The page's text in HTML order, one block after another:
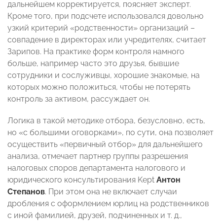
дальнейшем корректируется, поясняет эксперт.
Кроме того, при подсчете использовался довольно
узкий критерий «родственности» организаций –
совпадение в директорах или учредителях, считает
Зарипов. На практике форм контроля намного
больше, например часто это друзья, бывшие
сотрудники и сослуживцы, хорошие знакомые, на
которых можно положиться, чтобы не потерять
контроль за активом, рассуждает он.
Логика в такой методике отбора, безусловно, есть,
но «с большими оговорками», по сути, она позволяет
осуществить «первичный отбор» для дальнейшего
анализа, отмечает партнер группы разрешения
налоговых споров департамента налогового и
юридического консультирования Kept Антон
Степанов. При этом она не включает случаи
дробления с оформлением юрлиц на родственников
с иной фамилией, друзей, подчиненных и т. д.,